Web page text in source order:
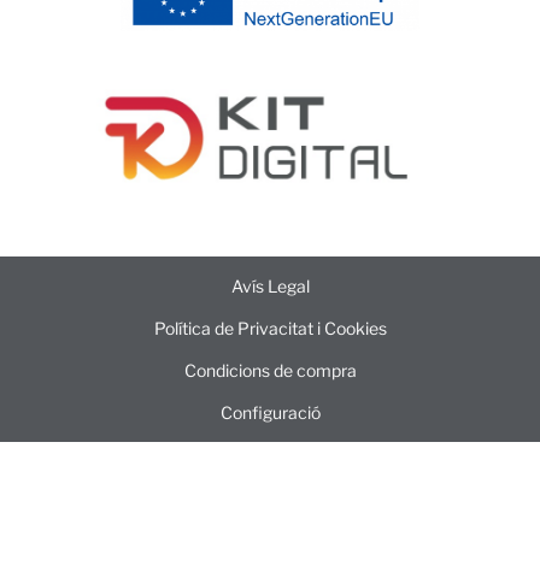
Avís Legal
Política de Privacitat i Cookies
Condicions de compra
Configuració